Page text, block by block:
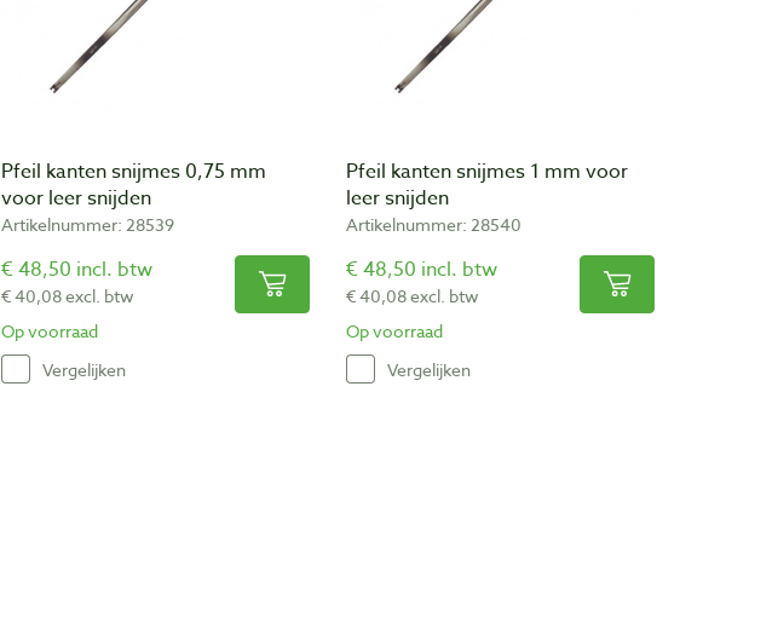
Pfeil kanten snijmes 0,75 mm
voor leer snijden
Artikelnummer: 28539
€ 48,50 incl. btw
€ 40,08 excl. btw
Op voorraad
Vergelijken
Pfeil kanten snijmes 1 mm voor
leer snijden
Artikelnummer: 28540
€ 48,50 incl. btw
€ 40,08 excl. btw
Op voorraad
Vergelijken